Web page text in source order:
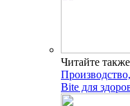
Читайте
Bite для